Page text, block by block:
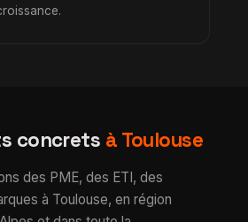
concrets à Toulouse
des PME, des ETI, des
à Toulouse, en région